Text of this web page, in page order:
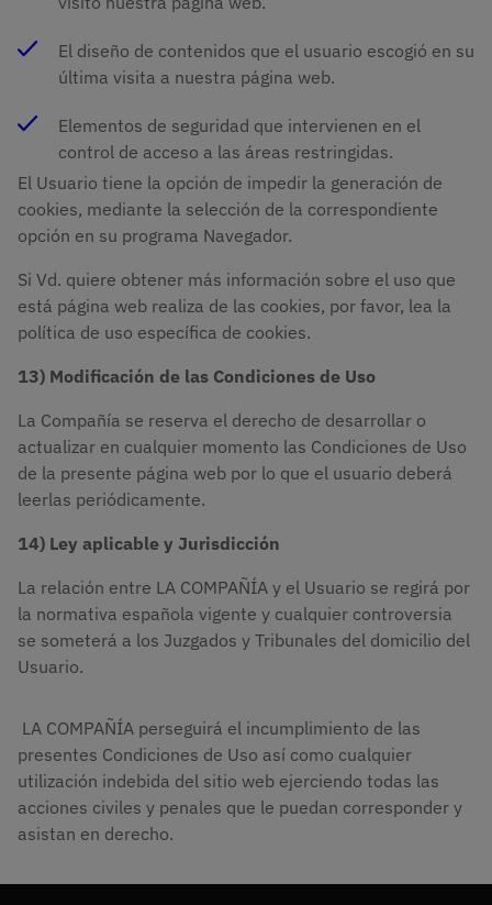
El diseño de contenidos que el usuario escogió en su
última visita a nuestra página web.
Elementos de seguridad que intervienen en el
control de acceso a las áreas restringidas.
El Usuario tiene la opción de impedir la generación de
cookies, mediante la selección de la correspondiente
opción en su programa Navegador.
Si Vd. quiere obtener más información sobre el uso que
está página web realiza de las cookies, por favor, lea la
política de uso específica de cookies.
13) Modificación de las Condiciones de Uso
La Compañía se reserva el derecho de desarrollar o
actualizar en cualquier momento las Condiciones de Uso
de la presente página web por lo que el usuario deberá
leerlas periódicamente.
14) Ley aplicable y Jurisdicción
La relación entre LA COMPAÑÍA y el Usuario se regirá por
la normativa española vigente y cualquier controversia
se someterá a los Juzgados y Tribunales del domicilio del
Usuario.
LA COMPAÑÍA perseguirá el incumplimiento de las
presentes Condiciones de Uso así como cualquier
utilización indebida del sitio web ejerciendo todas las
acciones civiles y penales que le puedan corresponder y
asistan en derecho.